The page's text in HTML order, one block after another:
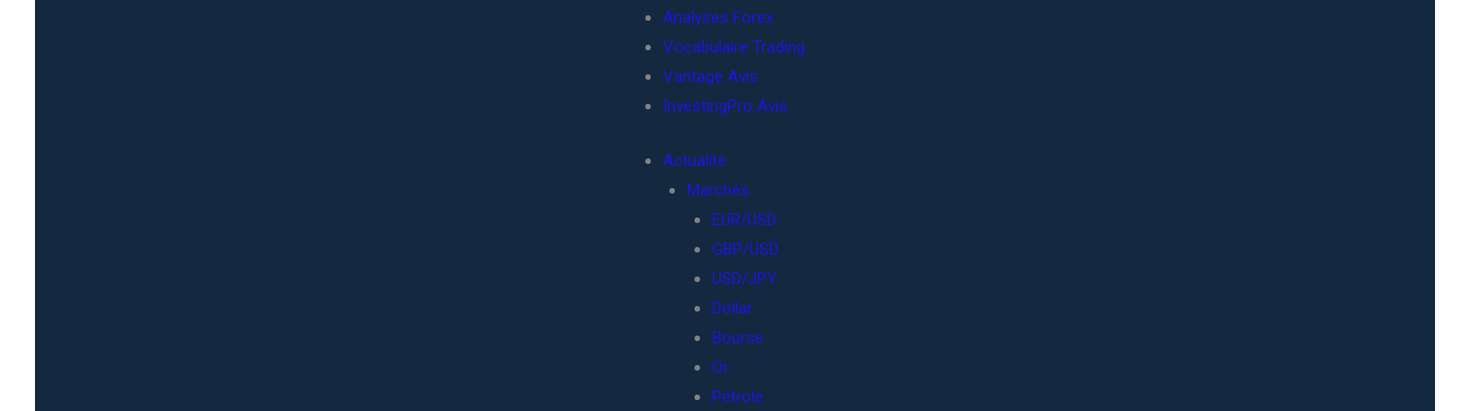
Analyses Forex
Vocabulaire Trading
Vantage Avis
InvestingPro Avis
Actualité
Marchés
EUR/USD
GBP/USD
USD/JPY
Dollar
Bourse
Or
Pétrole